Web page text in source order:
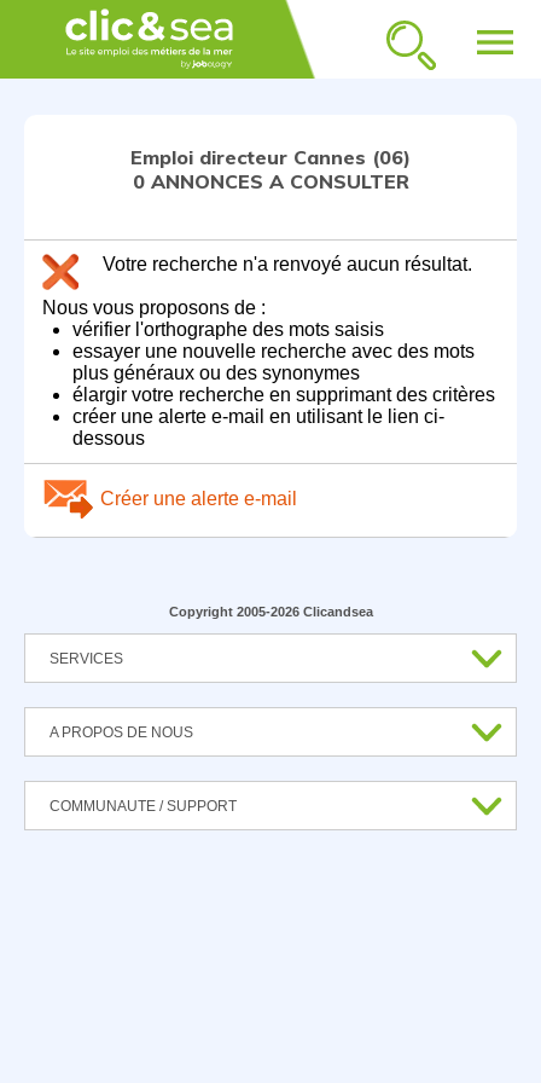
menu
Emploi directeur Cannes (06)
0 ANNONCES A CONSULTER
Votre recherche n'a renvoyé aucun résultat.
Nous vous proposons de :
vérifier l'orthographe des mots saisis
essayer une nouvelle recherche avec des mots
plus généraux ou des synonymes
élargir votre recherche en supprimant des critères
créer une alerte e-mail en utilisant le lien ci-
dessous
Créer une alerte e-mail
Copyright 2005-2026 Clicandsea
SERVICES
A PROPOS DE NOUS
COMMUNAUTE / SUPPORT